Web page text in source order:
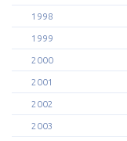
1998
1999
2000
2001
2002
2003